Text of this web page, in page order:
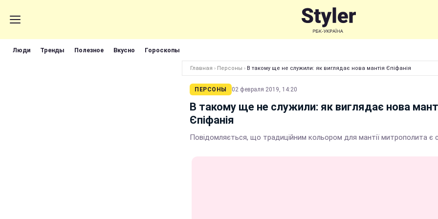
Люди Тренды Полезное Вкусно Гороскопы
Главная › Персоны › В такому ще не служили: як виглядає нова мантія Єпіфанія
ПЕРСОНЫ 02 февраля 2019, 14:20
В такому ще не служили: як виглядає нова
Єпіфанія
Повідомляється, що традиційним кольором для мантії митрополита є